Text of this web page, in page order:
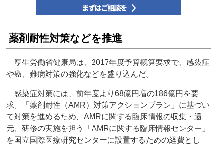
薬剤耐性対策などを推進
厚生労働省健康局は、2017年度予算概算要求で、感染症
や癌、難病対策の強化などを盛り込んだ。
感染症対策には、前年度より68億円増の186億円を要
求。「薬剤耐性（AMR）対策アクションプラン」に基づい
て対策を進めるため、AMRに関する臨床情報の収集・還
元、研修の実施を担う「AMRに関する臨床情報センター」
を国立国際医療研究センターに設置するための経費とし